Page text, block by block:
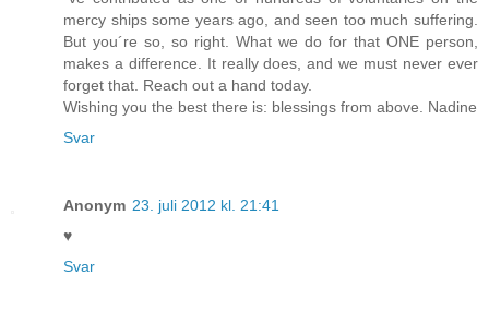
mercy ships some years ago, and seen too much suffering.
But you´re so, so right. What we do for that ONE person,
makes a difference. It really does, and we must never ever
forget that. Reach out a hand today.
Wishing you the best there is: blessings from above. Nadine
Svar
Anonym 23. juli 2012 kl. 21:41
♥
Svar